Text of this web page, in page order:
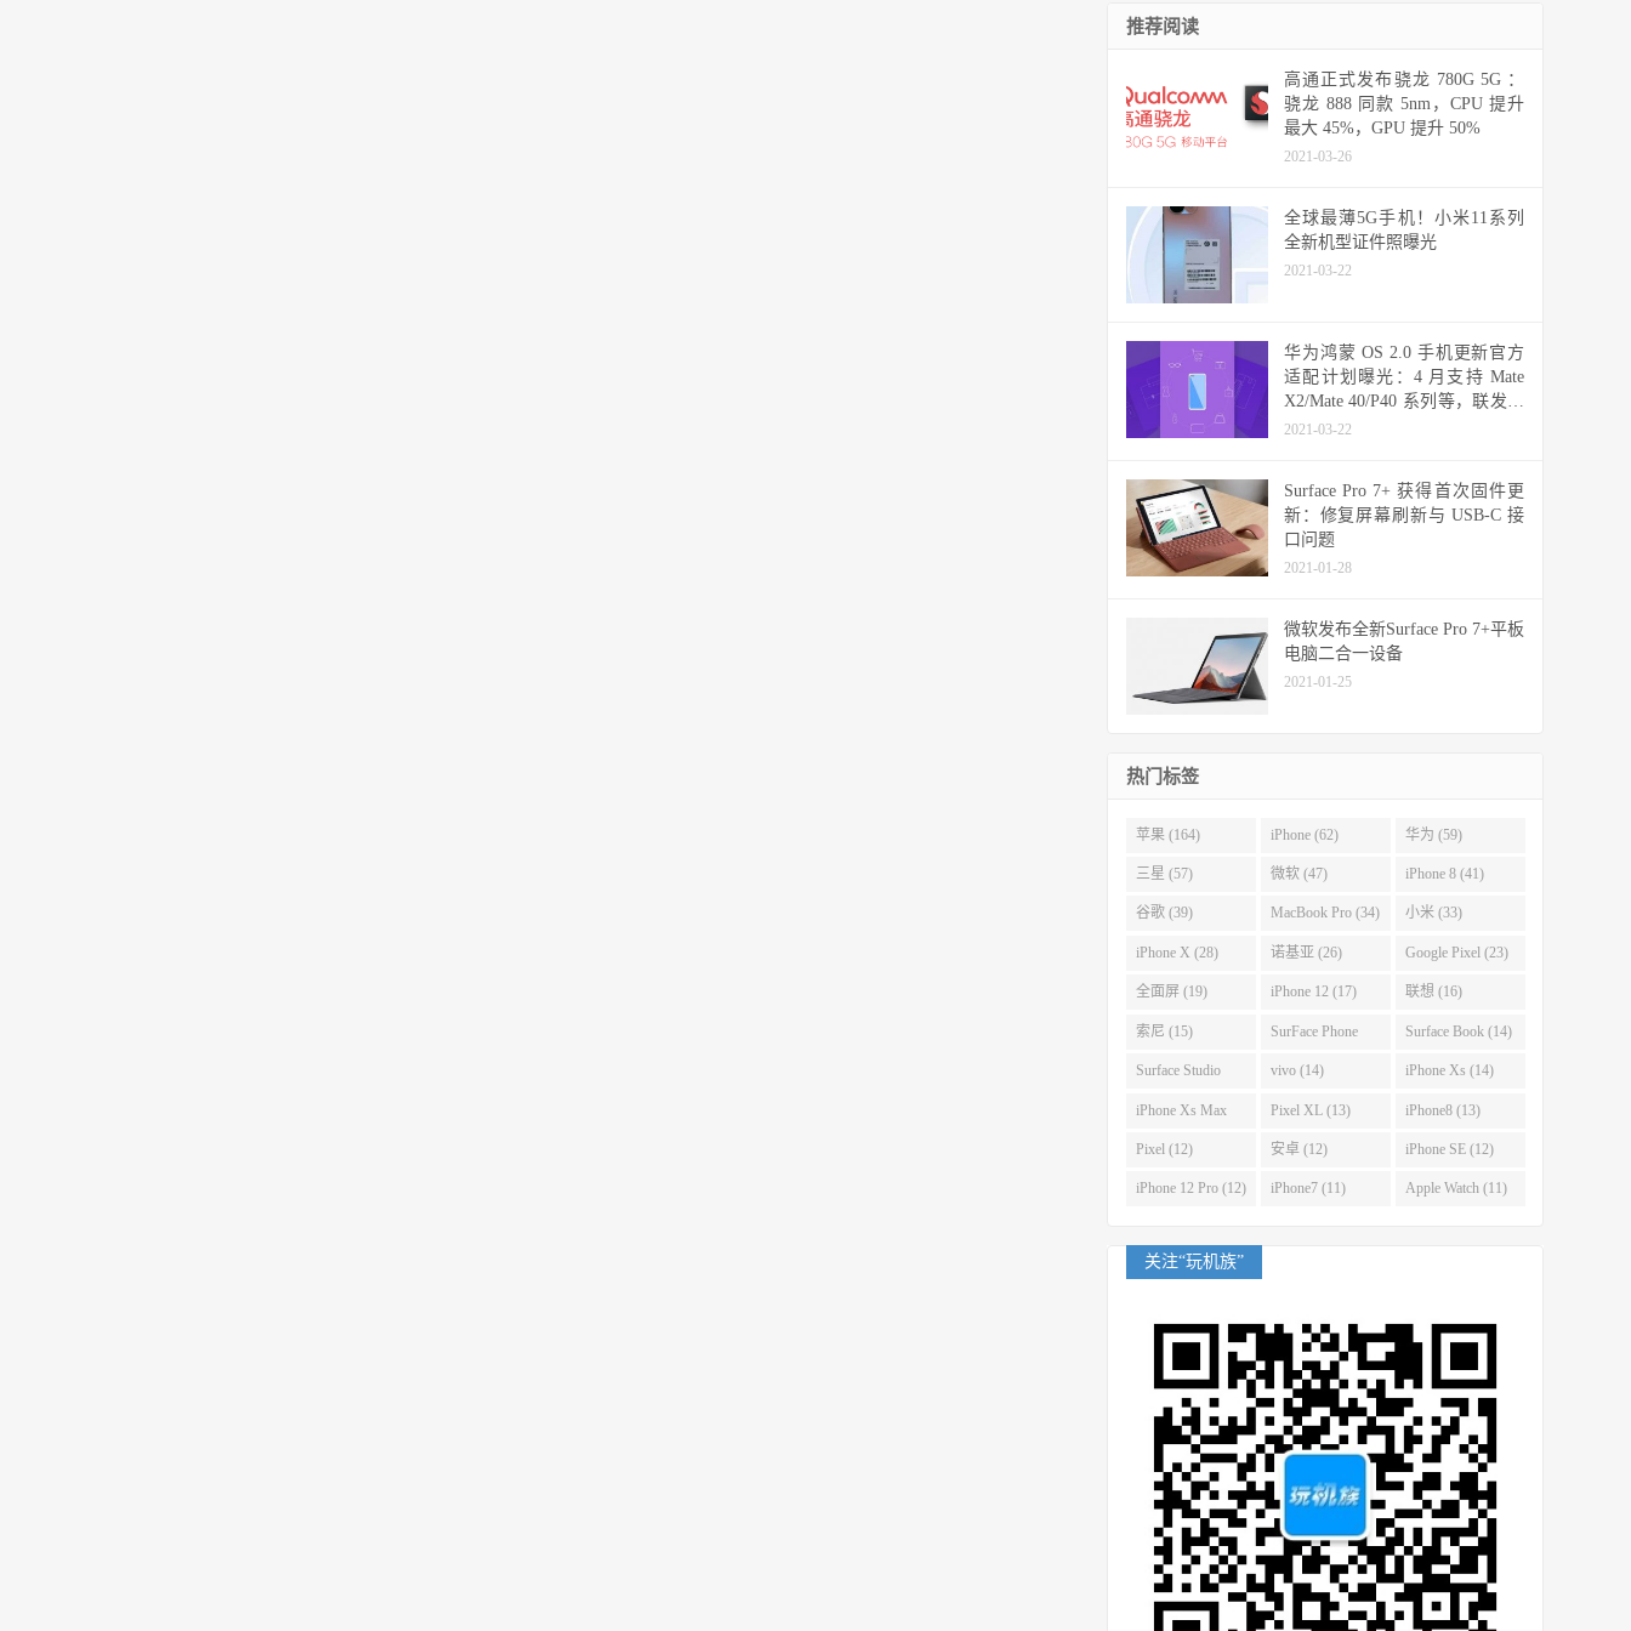
推荐阅读
高通正式发布骁龙 780G 5G ：
骁龙 888 同款 5nm，CPU 提升
最大 45%，GPU 提升 50%
2021-03-26
全球最薄5G手机！小米11系列
全新机型证件照曝光
2021-03-22
华为鸿蒙 OS 2.0 手机更新官方
适配计划曝光：4 月支持 Mate
X2/Mate 40/P40 系列等，联发科
天玑机型可能无缘
2021-03-22
Surface Pro 7+ 获得首次固件更
新：修复屏幕刷新与 USB-C 接
口问题
2021-01-28
微软发布全新Surface Pro 7+平板
电脑二合一设备
2021-01-25
热门标签
苹果 (164) iPhone (62) 华为 (59)
三星 (57) 微软 (47) iPhone 8 (41)
谷歌 (39) MacBook Pro (34) 小米 (33)
iPhone X (28) 诺基亚 (26) Google Pixel (23)
全面屏 (19) iPhone 12 (17) 联想 (16)
索尼 (15) SurFace Phone
(14)
Surface Book (14)
Surface Studio
(14)
vivo (14) iPhone Xs (14)
iPhone Xs Max
(14)
Pixel XL (13) iPhone8 (13)
Pixel (12) 安卓 (12) iPhone SE (12)
iPhone 12 Pro (12) iPhone7 (11) Apple Watch (11)
关注“玩机族”